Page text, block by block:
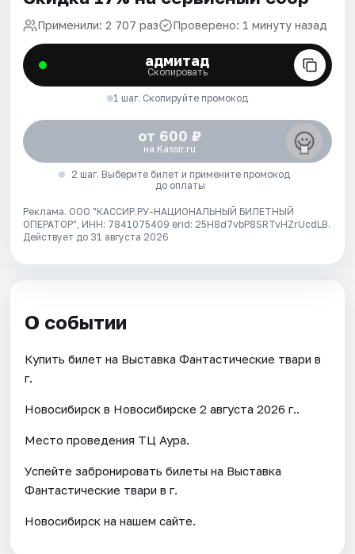
Применили: 2 707 раз Проверено: 1 минуту назад
адмитад
Скопировать
1 шаг. Скопируйте промокод
от 600 ₽
на Kassir.ru
2 шаг. Выберите билет и примените промокод
до оплаты
Реклама. ООО "КАССИР.РУ-НАЦИОНАЛЬНЫЙ БИЛЕТНЫЙ
ОПЕРАТОР", ИНН: 7841075409 erid: 25H8d7vbP8SRTvHZrUcdLB.
Действует до 31 августа 2026
О событии
Купить билет на Выставка Фантастические твари в
г.
Новосибирск в Новосибирске 2 августа 2026 г..
Место проведения ТЦ Аура.
Успейте забронировать билеты на Выставка
Фантастические твари в г.
Новосибирск на нашем сайте.